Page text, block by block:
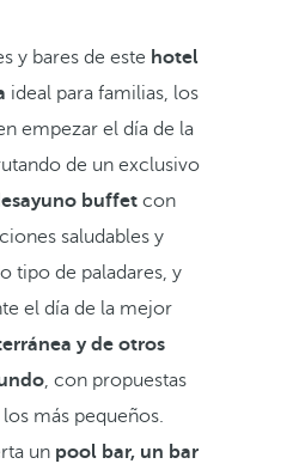
y bares de este hotel
ideal para familias, los
empezar el día de la
de un exclusivo
buffetcon
saludables y
tipo de paladares, y
el día de la mejor
y de otros
, con propuestas
más pequeños.
un pool bar, un bar